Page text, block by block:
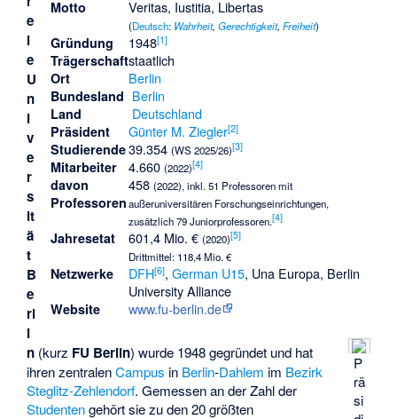
Motto Veritas, Iustitia, Libertas
(Deutsch: Wahrheit, Gerechtigkeit, Freiheit)
Gründung 1948[1]
Trägerschaftstaatlich
Ort Berlin
Bundesland Berlin
Land Deutschland
Präsident Günter M. Ziegler[2]
Studierende39.354 (WS 2025/26)[3]
Mitarbeiter 4.660 (2022)[4]
davon
Professoren
458 (2022), inkl. 51 Professoren mit
außeruniversitären Forschungseinrichtungen,
zusätzlich 79 Juniorprofessoren.[4]
Jahresetat 601,4 Mio. € (2020)[5]
Drittmittel: 118,4 Mio. €
Netzwerke DFH[6], German U15, Una Europa, Berlin
University Alliance
Website www.fu-berlin.de
P
rä
si
e
i
e
U
n
i
v
e
r
s
it
ä
t
B
e
rl
i
n (kurz FU Berlin) wurde 1948 gegründet und hat
ihren zentralenCampus in Berlin-Dahlem im Bezirk
Steglitz-Zehlendorf. Gemessen an der Zahl der
Studentengehört sie zu den 20 größten